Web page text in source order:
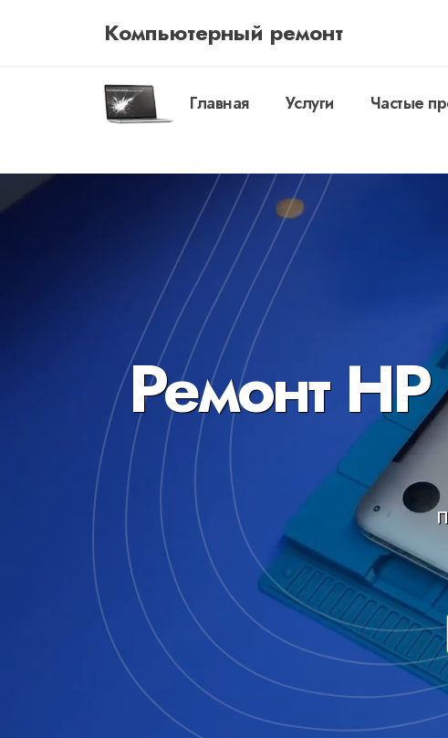
Компьютерный ремонт
Главная Услуги Частые
Ремонт